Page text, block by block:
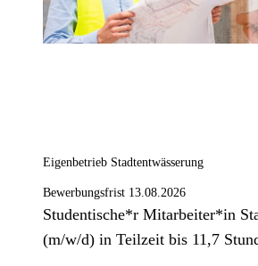
Eigenbetrieb Stadtentwässerung
Bewerbungsfrist 13.08.2026
Studentische*r Mitarbeiter*in
(m/w/d) in Teilzeit bis 11,7